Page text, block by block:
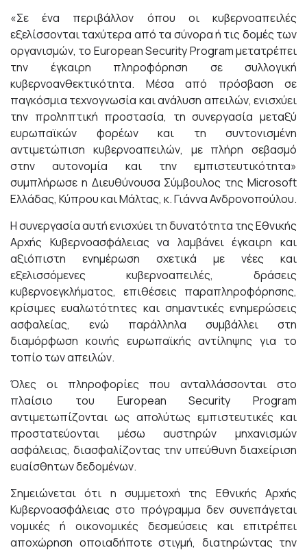
«Σε ένα περιβάλλον όπου οι κυβερνοαπειλές
εξελίσσονται ταχύτερα από τα σύνορα ή τις δομές των
οργανισμών, το European Security Program μετατρέπει
την έγκαιρη πληροφόρηση σε συλλογική
κυβερνοανθεκτικότητα. Μέσα από πρόσβαση σε
παγκόσμια τεχνογνωσία και ανάλυση απειλών, ενισχύει
την προληπτική προστασία, τη συνεργασία μεταξύ
ευρωπαϊκών φορέων και τη συντονισμένη
αντιμετώπιση κυβερνοαπειλών, με πλήρη σεβασμό
στην αυτονομία και την εμπιστευτικότητα»
συμπλήρωσε η Διευθύνουσα Σύμβουλος της Microsoft
Ελλάδας, Κύπρου και Μάλτας, κ. Γιάννα Ανδρονοπούλου.
Η συνεργασία αυτή ενισχύει τη δυνατότητα της Εθνικής
Αρχής Κυβερνοασφάλειας να λαμβάνει έγκαιρη και
αξιόπιστη ενημέρωση σχετικά με νέες και
εξελισσόμενες κυβερνοαπειλές, δράσεις
κυβερνοεγκλήματος, επιθέσεις παραπληροφόρησης,
κρίσιμες ευαλωτότητες και σημαντικές ενημερώσεις
ασφαλείας, ενώ παράλληλα συμβάλλει στη
διαμόρφωση κοινής ευρωπαϊκής αντίληψης για το
τοπίο των απειλών.
Όλες οι πληροφορίες που ανταλλάσσονται στο
πλαίσιο του European Security Program
αντιμετωπίζονται ως απολύτως εμπιστευτικές και
προστατεύονται μέσω αυστηρών μηχανισμών
ασφάλειας, διασφαλίζοντας την υπεύθυνη διαχείριση
ευαίσθητων δεδομένων.
Σημειώνεται ότι η συμμετοχή της Εθνικής Αρχής
Κυβερνοασφάλειας στο πρόγραμμα δεν συνεπάγεται
νομικές ή οικονομικές δεσμεύσεις και επιτρέπει
αποχώρηση οποιαδήποτε στιγμή, διατηρώντας την